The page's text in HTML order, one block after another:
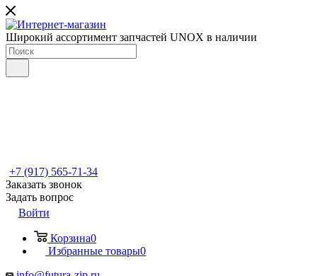
Широкий ассортимент запчастей UNOX в наличии
+7 (917) 565-71-34
Заказать звонок
Задать вопрос
Войти
Корзина0
Избранные товары0